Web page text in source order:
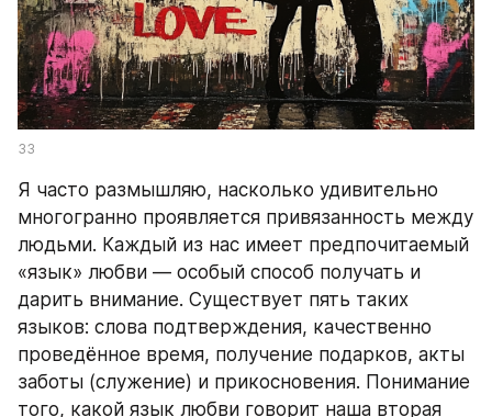
33
Я часто размышляю, насколько удивительно
многогранно проявляется привязанность между
людьми. Каждый из нас имеет предпочитаемый
«язык» любви — особый способ получать и
дарить внимание. Существует пять таких
языков: слова подтверждения, качественно
проведённое время, получение подарков, акты
заботы (служение) и прикосновения. Понимание
того, какой язык любви говорит наша вторая